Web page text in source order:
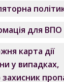
для ВПО
карта дії
у випадках,